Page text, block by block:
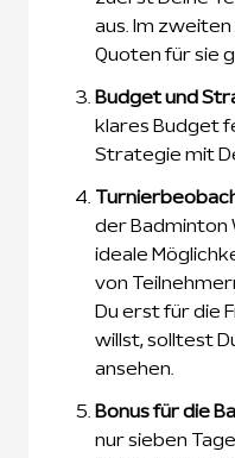
aus. Im
Quoten für sie
Budget und
klares Budget
Strategie mit
der Badminton
ideale
von
Du erst für die
willst, solltest
ansehen.
Bonus für die
nur sieben